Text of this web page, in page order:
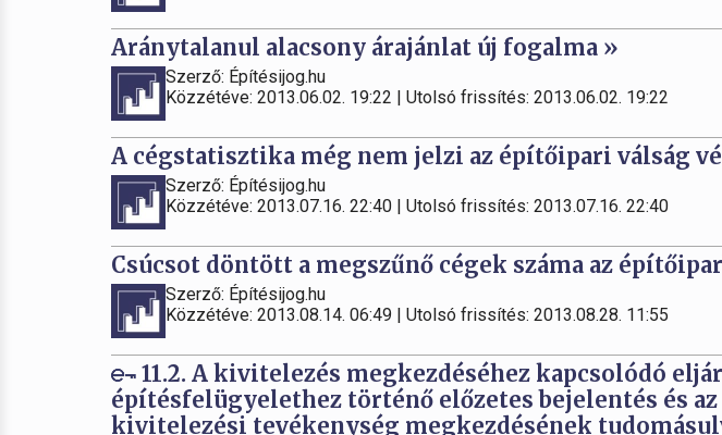
Aránytalanul alacsony árajánlat új fogalma »
Szerző: Építésijog.hu
Közzétéve: 2013.06.02. 19:22 | Utolsó frissítés: 2013.06.02. 19:22
A cégstatisztika még nem jelzi az építőipari válság
Szerző: Építésijog.hu
Közzétéve: 2013.07.16. 22:40 | Utolsó frissítés: 2013.07.16. 22:40
Csúcsot döntött a megszűnő cégek száma az
Szerző: Építésijog.hu
Közzétéve: 2013.08.14. 06:49 | Utolsó frissítés: 2013.08.28. 11:55
11.2. A kivitelezés megkezdéséhez kapcsolódó
építésfelügyelethez történő előzetes bejelentés és
kivitelezési tevékenység megkezdésének